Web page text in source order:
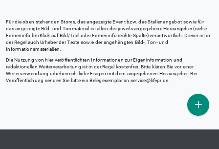
Für die oben stehenden Storys, das angezeigte Event bzw. das Stellenangebot sowie für
das angezeigte Bild- und Tonmaterial ist allein der jeweils angegebene Herausgeber (siehe
Firmeninfo bei Klick auf Bild/Titel oder Firmeninfo rechte Spalte) verantwortlich. Dieser ist in
der Regel auch Urheber der Texte sowie der angehängten Bild-, Ton- und
Informationsmaterialien.
Die Nutzung von hier veröffentlichten Informationen zur Eigeninformation und
redaktionellen Weiterverarbeitung ist in der Regel kostenfrei. Bitte klären Sie vor einer
Weiterverwendung urheberrechtliche Fragen mit dem angegebenen Herausgeber. Bei
Veröffentlichung senden Sie bitte ein Belegexemplar an service@lifepr.de